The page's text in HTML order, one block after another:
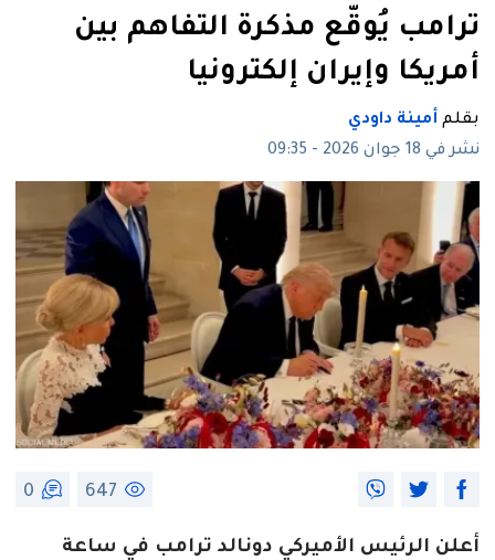
ترامب يُوقّع مذكرة التفاهم بين
أمريكا وإيران إلكترونيا
بقلم أمينة داودي
نشر في 18 جوان 2026 - 09:35
647
0
أعلن الرئيس الأميركي دونالد ترامب في ساعة